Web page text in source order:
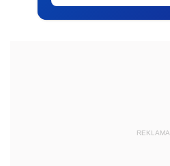
REKLAMA